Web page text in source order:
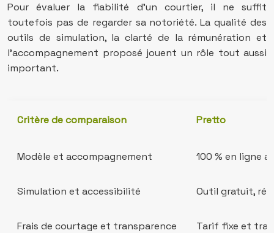
Pour évaluer la fiabilité d’un courtier, il ne suffit
toutefois pas de regarder sa notoriété. La qualité des
outils de simulation, la clarté de la rémunération et
l’accompagnement proposé jouent un rôle tout aussi
important.
Critère de comparaison Pretto
Modèle et accompagnement 100 % en ligne
Simulation et accessibilité Outil gratuit,
Frais de courtage et transparence Tarif fixe et